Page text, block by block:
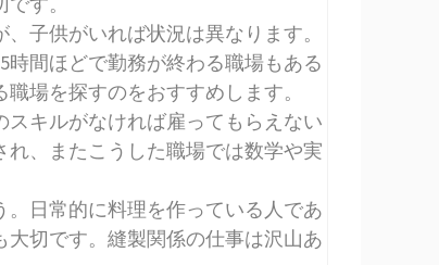
子供がいれば状況は異なります。
間ほどで勤務が終わる職場もある
場を探すのをおすすめします。
キルがなければ雇ってもらえない
、またこうした職場では数学や実
日常的に料理を作っている人であ
切です。縫製関係の仕事は沢山あ